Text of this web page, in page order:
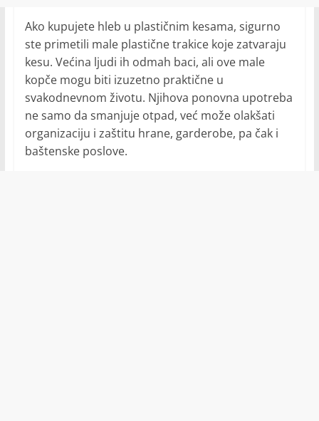
Ako kupujete hleb u plastičnim kesama, sigurno
ste primetili male plastične trakice koje zatvaraju
kesu. Većina ljudi ih odmah baci, ali ove male
kopče mogu biti izuzetno praktične u
svakodnevnom životu. Njihova ponovna upotreba
ne samo da smanjuje otpad, već može olakšati
organizaciju i zaštitu hrane, garderobe, pa čak i
baštenske poslove.